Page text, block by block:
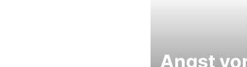
Angst